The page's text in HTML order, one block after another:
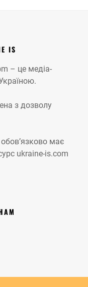
IS
– це медіа-
з дозволу
обов’язково має
ukraine-is.com